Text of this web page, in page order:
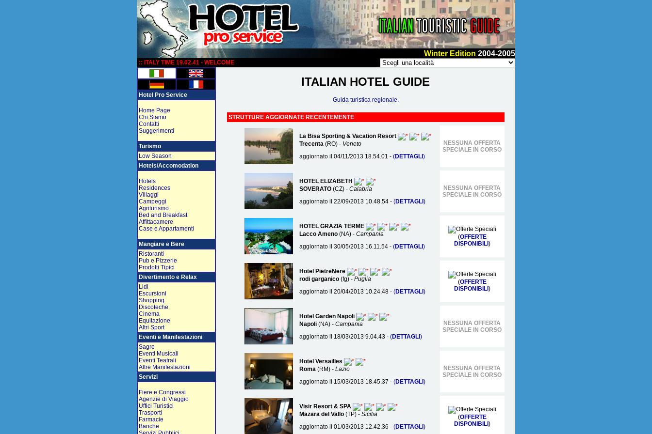
Winter Edition 2004-2005
:: ITALY TIME 19.02.41 - WELCOME
Hotel Pro Service
Home Page
Chi Siamo
Contatti
Suggerimenti
Turismo
Low Season
Hotels/Accomodation
Hotels
Residences
Villaggi
Campeggi
Agriturismo
Bed and Breakfast
Affittacamere
Case e Appartamenti
Mangiare e Bere
Ristoranti
Pub e Pizzerie
Prodotti Tipici
Divertimento e Relax
Lidi
Escursioni
Shopping
Discoteche
Cinema
Equitazione
Altri Sport
Eventi e Manifestazioni
Sagre
Eventi Musicali
Eventi Teatrali
Altre Manifestazioni
Servizi
Fiere e Congressi
Agenzie di Viaggio
Uffici Turistici
Trasporti
Farmacie
Banche
ITALIAN HOTEL GUIDE
Guida turistica regionale.
STRUTTURE AGGIORNATE RECENTEMENTE
La Bisa Sporting & Vacation Resort
Trecenta(RO) - Veneto
aggiornato il 04/11/2013 18.54.01 - (DETTAGLI )
NESSUNA OFFERTA
SPECIALE IN CORSO
HOTEL ELIZABETH
SOVERATO(CZ) - Calabria
aggiornato il 22/09/2013 10.48.54 - (DETTAGLI )
NESSUNA OFFERTA
SPECIALE IN CORSO
HOTEL GRAZIA TERME
Lacco Ameno (NA) - Campania
aggiornato il 30/05/2013 16.11.54 - (DETTAGLI )
(OFFERTE
DISPONIBILI )
Hotel PietreNere
rodi garganico(fg) - Puglia
aggiornato il 20/04/2013 10.24.48 - (DETTAGLI )
(OFFERTE
DISPONIBILI )
Hotel Garden Napoli
Napoli(NA) - Campania
aggiornato il 18/03/2013 9.04.43 - (DETTAGLI )
NESSUNA OFFERTA
SPECIALE IN CORSO
Hotel Versailles
Roma(RM) - Lazio
aggiornato il 15/03/2013 18.45.37 - (DETTAGLI )
NESSUNA OFFERTA
SPECIALE IN CORSO
Visir Resort & SPA
Mazara del Vallo(TP) - Sicilia
aggiornato il 01/03/2013 12.42.36 - (DETTAGLI )
(OFFERTE
DISPONIBILI )